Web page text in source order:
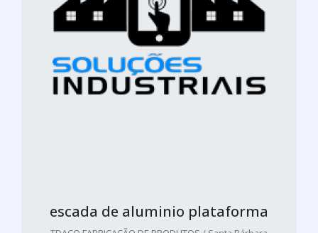
escada de aluminio plataforma